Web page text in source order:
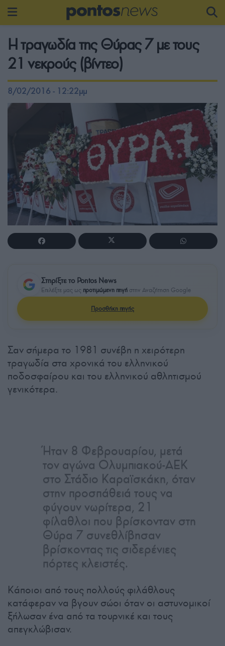
Η τραγωδία της Θύρας 7 με τους
21 νεκρούς (βίντεο)
8/02/2016 - 12:22μμ
Στηρίξτε το Pontos News
Επιλέξτε μας ως προτιμώμενη πηγή στην Αναζήτηση Google
Προσθήκη πηγής
Σαν σήμερα το 1981 συνέβη η χειρότερη
τραγωδία στα χρονικά του ελληνικού
ποδοσφαίρου και του ελληνικού αθλητισμού
γενικότερα.
Ήταν 8 Φεβρουαρίου, μετά
τον αγώνα Ολυμπιακού-ΑΕΚ
στο Στάδιο Καραϊσκάκη, όταν
στην προσπάθειά τους να
φύγουν νωρίτερα, 21
φίλαθλοι που βρίσκονταν στη
Θύρα 7 συνεθλίβησαν
βρίσκοντας τις σιδερένιες
πόρτες κλειστές.
Κάποιοι από τους πολλούς φιλάθλους
κατάφεραν να βγουν σώοι όταν οι αστυνομικοί
ξήλωσαν ένα από τα τουρνικέ και τους
απεγκλώβισαν.